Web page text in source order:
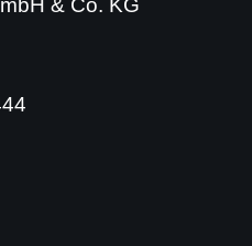
& Co. KG